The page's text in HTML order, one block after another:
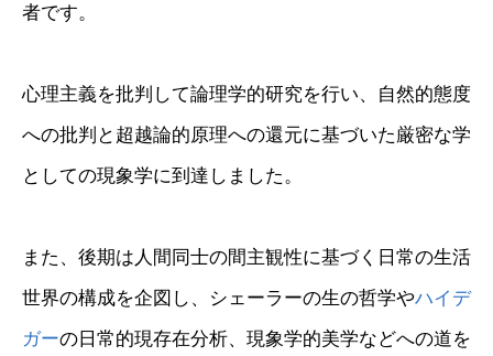
者です。
心理主義を批判して論理学的研究を行い、自然的態度
への批判と超越論的原理への還元に基づいた厳密な学
としての現象学に到達しました。
また、後期は人間同士の間主観性に基づく日常の生活
世界の構成を企図し、シェーラーの生の哲学やハイデ
ガーの日常的現存在分析、現象学的美学などへの道を